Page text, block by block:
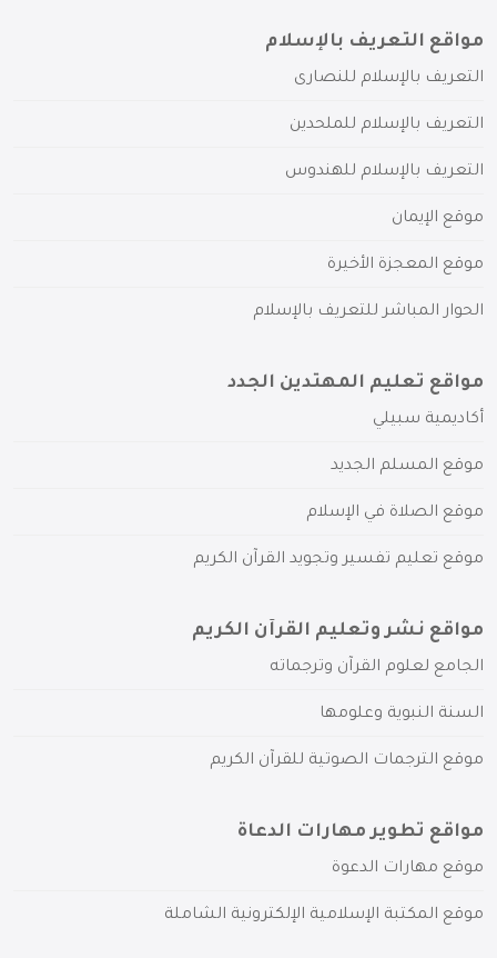
مواقع التعريف بالإسلام
التعريف بالإسلام للنصارى
التعريف بالإسلام للملحدين
التعريف بالإسلام للهندوس
موقع الإيمان
موقع المعجزة الأخيرة
الحوار المباشر للتعريف بالإسلام
مواقع تعليم المهتدين الجدد
أكاديمية سبيلي
موقع المسلم الجديد
موقع الصلاة في الإسلام
موقع تعليم تفسير وتجويد القرآن الكريم
مواقع نشر وتعليم القرآن الكريم
الجامع لعلوم القرآن وترجماته
السنة النبوية وعلومها
موقع الترجمات الصوتية للقرآن الكريم
مواقع تطوير مهارات الدعاة
موقع مهارات الدعوة
موقع المكتبة الإسلامية الإلكترونية الشاملة